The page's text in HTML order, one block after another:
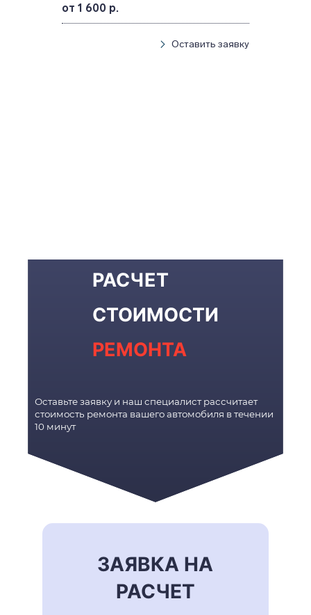
от 1 600 р.
Оставить заявку
РАСЧЕТ
СТОИМОСТИ
РЕМОНТА
Оставьте заявку и наш специалист рассчитает
стоимость ремонта вашего автомобиля в течении
10 минут
ЗАЯВКА НА
РАСЧЕТ